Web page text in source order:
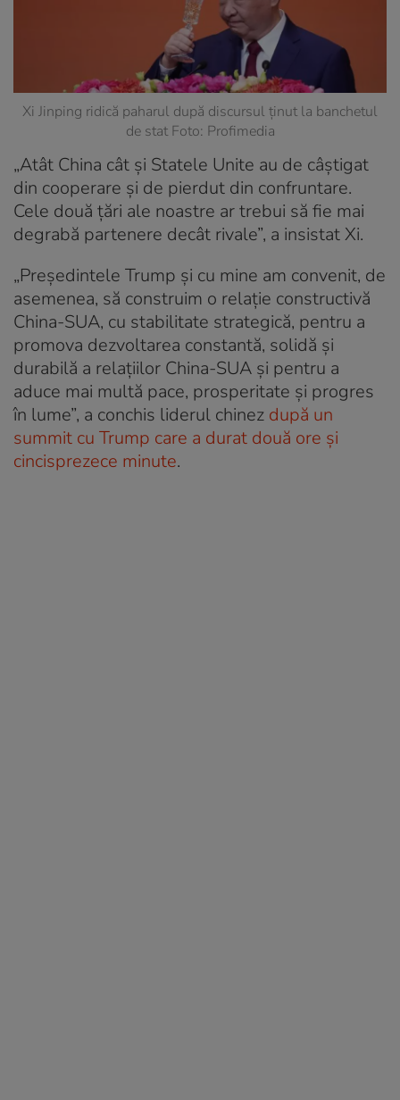
Xi Jinping ridică paharul după discursul ținut la banchetul
de stat Foto: Profimedia
„Atât China cât și Statele Unite au de câștigat
din cooperare și de pierdut din confruntare.
Cele două țări ale noastre ar trebui să fie mai
degrabă partenere decât rivale”, a insistat Xi.
„Președintele Trump și cu mine am convenit, de
asemenea, să construim o relație constructivă
China-SUA, cu stabilitate strategică, pentru a
promova dezvoltarea constantă, solidă și
durabilă a relațiilor China-SUA și pentru a
aduce mai multă pace, prosperitate și progres
în lume”, a conchis liderul chinez după un
summit cu Trump care a durat două ore și
cincisprezece minute.